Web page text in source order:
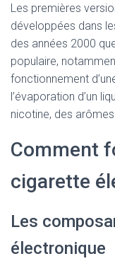
Les premières
développées dans
des années 2000
populaire,
fonctionnement
l’évaporation d’un
nicotine, des
Comment
cigarette
Les
électronique